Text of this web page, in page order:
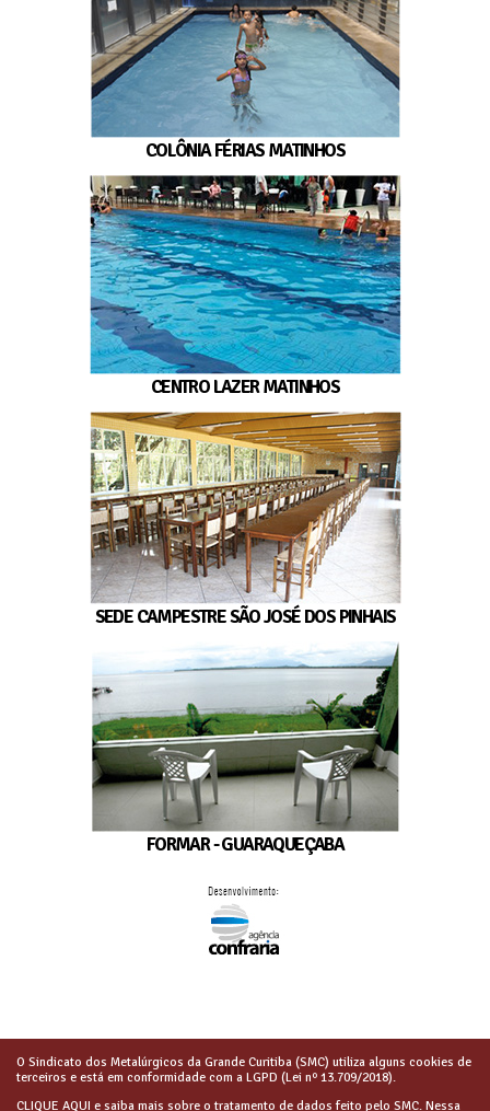
COLÔNIA FÉRIAS MATINHOS
CENTRO LAZER MATINHOS
SEDE CAMPESTRE SÃO JOSÉ DOS PINHAIS
FORMAR - GUARAQUEÇABA
O Sindicato dos Metalúrgicos da Grande Curitiba (SMC) utiliza alguns cookies de
terceiros e está em conformidade com a LGPD (Lei nº 13.709/2018).
CLIQUE AQUI e saiba mais sobre o tratamento de dados feito pelo SMC. Nessa